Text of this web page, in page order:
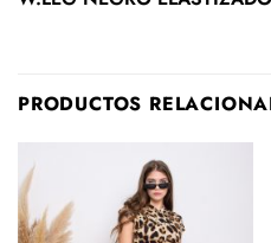
PRODUCTOS